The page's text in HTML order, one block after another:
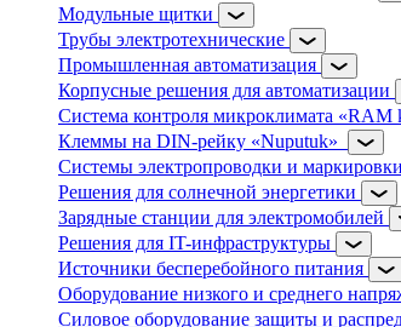
Модульные щитки
Трубы электротехнические
Промышленная автоматизация
Корпусные решения для автоматизации
Система контроля микроклимата «RAM
Клеммы на DIN-рейку «Nuputuk»
Системы электропроводки и маркировки
Решения для солнечной энергетики
Зарядные станции для электромобилей
Решения для IT-инфраструктуры
Источники бесперебойного питания
Оборудование низкого и среднего
Силовое оборудование защиты и